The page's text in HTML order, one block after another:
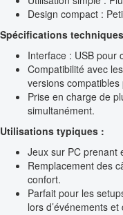
Design compact :
Spécifications
Interface : USB pour
Compatibilité avec
versions
Prise en charge de
simultanément.
Utilisations typiques :
Jeux sur PC prenant
Remplacement des
confort.
Parfait pour les
lors d’événements